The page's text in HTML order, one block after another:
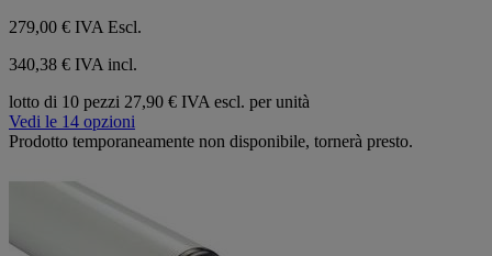
279,00 € IVA Escl.
340,38 € IVA incl.
lotto di 10 pezzi 27,90 € IVA escl. per unità
Vedi le 14 opzioni
Prodotto temporaneamente non disponibile, tornerà presto.